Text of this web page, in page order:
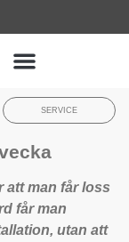
SERVICE
att man får loss
får man
utan att